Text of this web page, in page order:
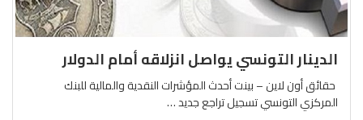
الدينار التونسي يواصل انزلاقه أمام الدولار
حقائق أون لاين – بينت أحدث المؤشرات النقدية والمالية للبنك
المركزي التونسي تسجيل تراجع جديد …